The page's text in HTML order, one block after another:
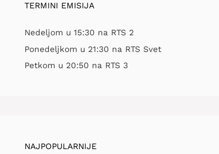
TERMINI EMISIJA
Nedeljom u 15:30 na RTS 2
Ponedeljkom u 21:30 na RTS Svet
Petkom u 20:50 na RTS 3
NAJPOPULARNIJE